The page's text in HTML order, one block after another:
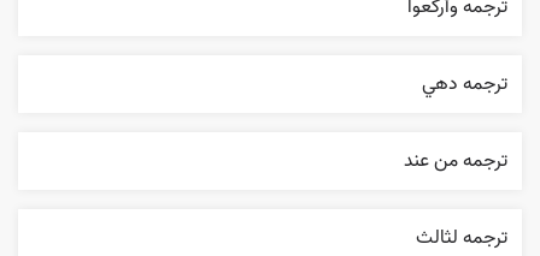
ترجمه وٱرکعوا
ترجمه دهي
ترجمه من عند
ترجمه لثالث